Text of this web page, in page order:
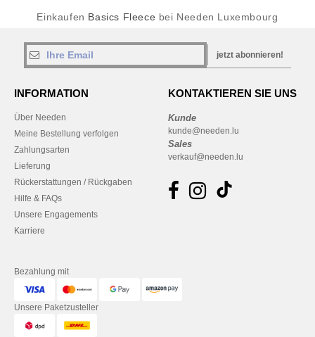
Einkaufen Basics Fleece bei Needen Luxembourg
jetzt abonnieren!
INFORMATION
Über Needen
Meine Bestellung verfolgen
Zahlungsarten
Lieferung
Rückerstattungen / Rückgaben
Hilfe & FAQs
Unsere Engagements
Karriere
KONTAKTIEREN SIE UNS
Kunde
kunde@needen.lu
Sales
verkauf@needen.lu
Bezahlung mit
Unsere Paketzusteller